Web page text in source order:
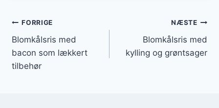
Indlægsnavigation
FORRIGE
Blomkålsris med
bacon som lækkert
tilbehør
NÆSTE
Blomkålsris med
kylling og grøntsager